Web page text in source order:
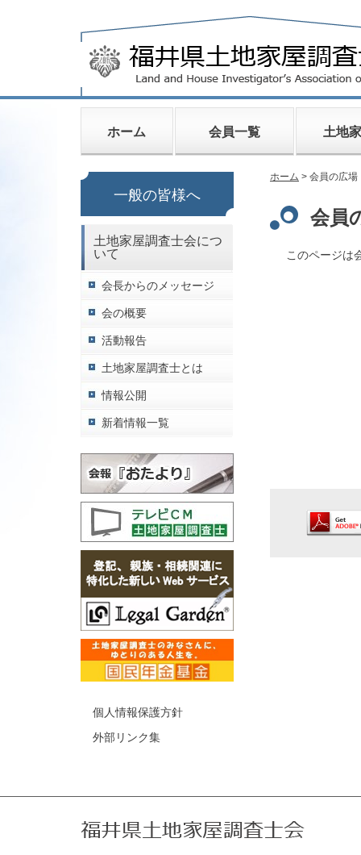
ホーム 会員一覧 土地
一般の皆様へ
土地家屋調査士会につ
いて
会長からのメッセージ
会の概要
活動報告
土地家屋調査士とは
情報公開
新着情報一覧
個人情報保護方針
外部リンク集
ホーム > 会員の広場
会員
このページは